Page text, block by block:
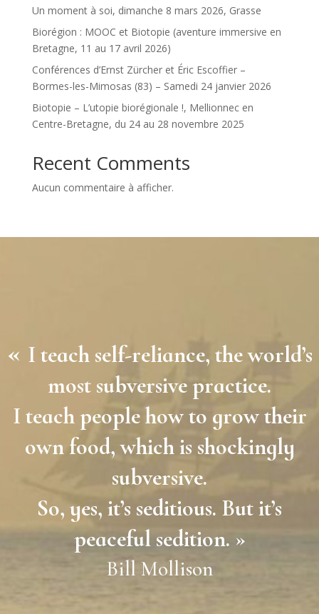
Un moment à soi, dimanche 8 mars 2026, Grasse
Biorégion : MOOC et Biotopie (aventure immersive en
Bretagne, 11 au 17 avril 2026)
Conférences d’Ernst Zürcher et Éric Escoffier –
Bormes-les-Mimosas (83) – Samedi 24 janvier 2026
Biotopie – L’utopie biorégionale !, Mellionnec en
Centre-Bretagne, du 24 au 28 novembre 2025
Recent Comments
Aucun commentaire à afficher.
« I teach self-reliance, the world’s
most subversive practice.
I teach people how to grow their
own food, which is shockingly
subversive.
So, yes, it’s seditious. But it’s
peaceful sedition. »
Bill Mollison